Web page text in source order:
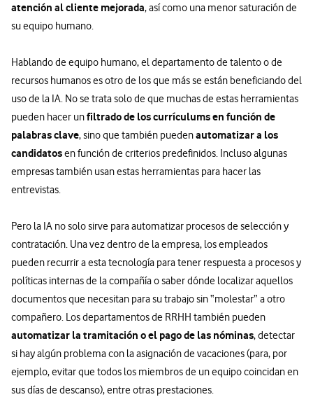
atención al cliente mejorada, así como una menor saturación de
su equipo humano.
Hablando de equipo humano, el departamento de talento o de
recursos humanos es otro de los que más se están beneficiando del
uso de la IA. No se trata solo de que muchas de estas herramientas
pueden hacer unfiltrado de los currículums en función de
palabras clave, sino que también puedenautomatizar a los
candidatosen función de criterios predefinidos. Incluso algunas
empresas también usan estas herramientas para hacer las
entrevistas.
Pero la IA no solo sirve para automatizar procesos de selección y
contratación. Una vez dentro de la empresa, los empleados
pueden recurrir a esta tecnología para tener respuesta a procesos y
políticas internas de la compañía o saber dónde localizar aquellos
documentos que necesitan para su trabajo sin “molestar” a otro
compañero. Los departamentos de RRHH también pueden
automatizar la tramitación o el pago de las nóminas, detectar
si hay algún problema con la asignación de vacaciones (para, por
ejemplo, evitar que todos los miembros de un equipo coincidan en
sus días de descanso), entre otras prestaciones.